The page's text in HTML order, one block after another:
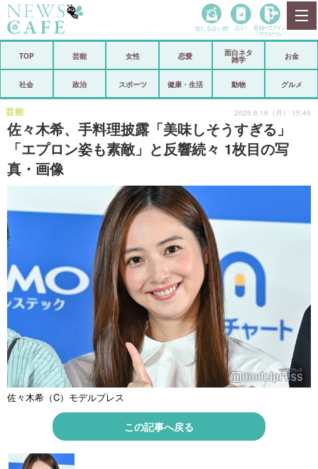
政治
芸能 スポーツ
恋愛
アリ／ナシ
ショップ
登録・ログイン/マイルーム
当たる占い師 占い 登録• ログイン
マイルーム
TOP 芸能 女性 恋愛
面白ネタ
雑学
お金
社会 政治 スポーツ 健康・生活 動物 グルメ
佐々木希、手料理披露「美味しそうすぎる」
「エプロン姿も素敵」と反響続々 1枚目の写
真・画像
芸能 2025.6.16（月） 15:45
佐々木希（C）モデルプレス
この記事へ戻る